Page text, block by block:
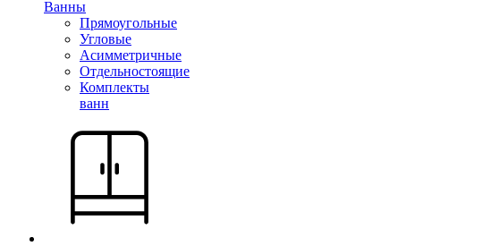
Ванны
Прямоугольные
Угловые
Асимметричные
Отдельностоящие
Комплекты
ванн